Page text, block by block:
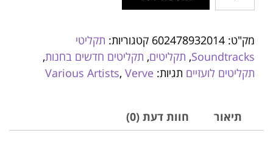
מק"ט: 602478932014 קטגוריות: תקליטי
Soundtracks
, תקליטים, תקליטים חדשים בחנות,
תקליטים לועזיים תגיות: Various Artists, Verve
תיאור חוות דעת (0)